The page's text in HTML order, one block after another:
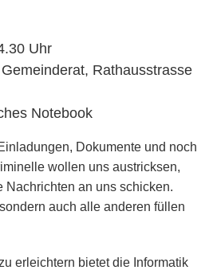
Uhr
Rathausstrasse
Notebook
Dokumente und noch
wollen uns austricksen,
Nachrichten an uns schicken.
auch alle anderen füllen
erleichtern bietet die Informatik